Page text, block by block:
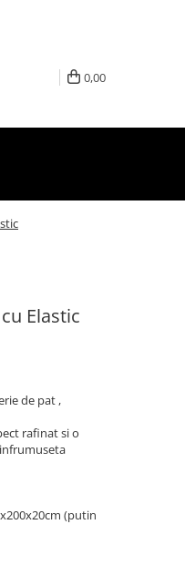
0,00
Elastic
de pat ,
rafinat si o
(putin